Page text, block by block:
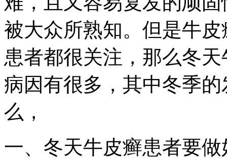
被大众所熟知。但是牛
患者都很关注，那么冬
病因有很多，其中冬季
么，
一、冬天牛皮癣患者要